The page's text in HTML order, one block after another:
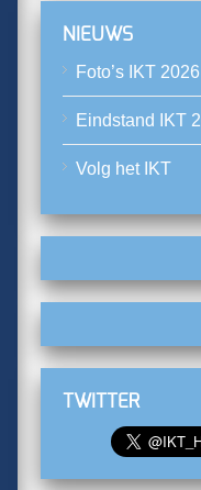
NIEUWS
Foto’s IKT 2026
Eindstand IKT
Volg het IKT
TWITTER